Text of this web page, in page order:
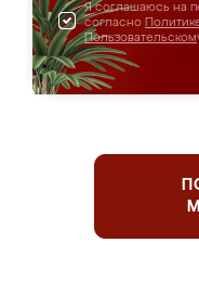
Я соглашаюсь на
согласно